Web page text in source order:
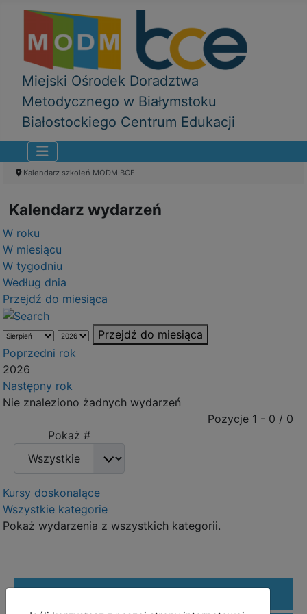
Miejski Ośrodek Doradztwa
Metodycznego w Białymstoku
Białostockiego Centrum Edukacji
Kalendarz szkoleń MODM BCE
Kalendarz wydarzeń
W roku
W miesiącu
W tygodniu
Według dnia
Przejdź do miesiąca
Przejdź do miesiąca
Poprzedni rok
2026
Następny rok
Nie znaleziono żadnych wydarzeń
Pozycje 1 - 0 / 0
Pokaż #
Kursy doskonalące
Wszystkie kategorie
Pokaż wydarzenia z wszystkich kategorii.
REFORMA EDUKACJI